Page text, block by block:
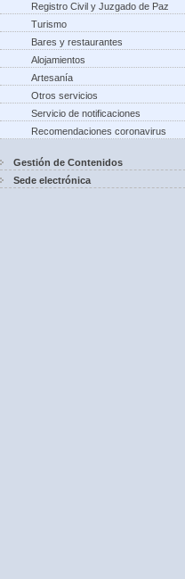
Registro Civil y Juzgado de Paz
Turismo
Bares y restaurantes
Alojamientos
Artesanía
Otros servicios
Servicio de notificaciones
Recomendaciones coronavirus
Gestión de Contenidos
Sede electrónica